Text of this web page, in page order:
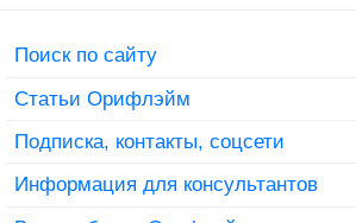
Поиск по сайту
Статьи Орифлэйм
Подписка, контакты, соцсети
Информация для консультантов